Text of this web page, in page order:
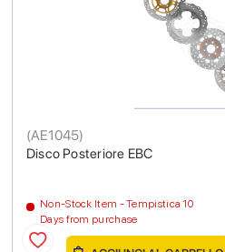
Disco Posteriore EBC
(AE1045)
Non-Stock Item - Tempistica 10
Days from purchase